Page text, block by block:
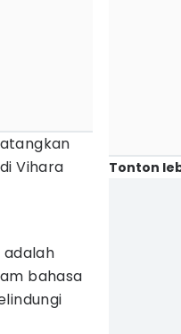
Vihara
adalah
bahasa
Tonton